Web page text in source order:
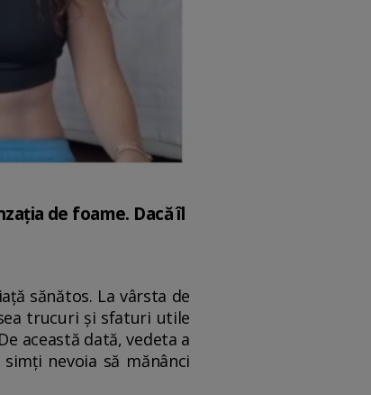
de foame. Dacă îl
sănătos. La vârsta de
trucuri și sfaturi utile
această dată, vedeta a
nevoia să mănânci